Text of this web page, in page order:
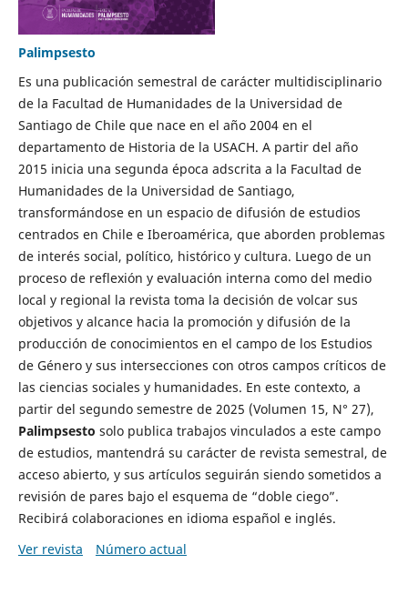
Palimpsesto
Es una publicación semestral de carácter multidisciplinario
de la Facultad de Humanidades de la Universidad de
Santiago de Chile que nace en el año 2004 en el
departamento de Historia de la USACH. A partir del año
2015 inicia una segunda época adscrita a la Facultad de
Humanidades de la Universidad de Santiago,
transformándose en un espacio de difusión de estudios
centrados en Chile e Iberoamérica, que aborden problemas
de interés social, político, histórico y cultura. Luego de un
proceso de reflexión y evaluación interna como del medio
local y regional la revista toma la decisión de volcar sus
objetivos y alcance hacia la promoción y difusión de la
producción de conocimientos en el campo de los Estudios
de Género y sus intersecciones con otros campos críticos de
las ciencias sociales y humanidades. En este contexto, a
partir del segundo semestre de 2025 (Volumen 15, N° 27),
Palimpsesto solo publica trabajos vinculados a este campo
de estudios, mantendrá su carácter de revista semestral, de
acceso abierto, y sus artículos seguirán siendo sometidos a
revisión de pares bajo el esquema de “doble ciego”.
Recibirá colaboraciones en idioma español e inglés.
Ver revista
Número actual